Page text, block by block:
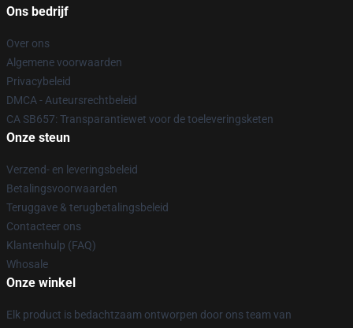
Ons bedrijf
Over ons
Algemene voorwaarden
Privacybeleid
DMCA - Auteursrechtbeleid
CA SB657: Transparantiewet voor de toeleveringsketen
Onze steun
Verzend- en leveringsbeleid
Betalingsvoorwaarden
Teruggave & terugbetalingsbeleid
Contacteer ons
Klantenhulp (FAQ)
Whosale
Onze winkel
Elk product is bedachtzaam ontworpen door ons team van